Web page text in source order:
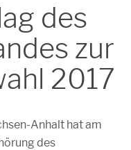
des
zur
2017
Anhalt hat am
des